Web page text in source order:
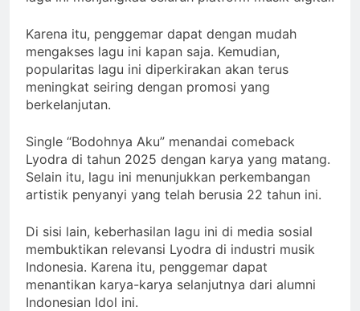
Karena itu, penggemar dapat dengan mudah
mengakses lagu ini kapan saja. Kemudian,
popularitas lagu ini diperkirakan akan terus
meningkat seiring dengan promosi yang
berkelanjutan.
Single “Bodohnya Aku” menandai comeback
Lyodra di tahun 2025 dengan karya yang matang.
Selain itu, lagu ini menunjukkan perkembangan
artistik penyanyi yang telah berusia 22 tahun ini.
Di sisi lain, keberhasilan lagu ini di media sosial
membuktikan relevansi Lyodra di industri musik
Indonesia. Karena itu, penggemar dapat
menantikan karya-karya selanjutnya dari alumni
Indonesian Idol ini.